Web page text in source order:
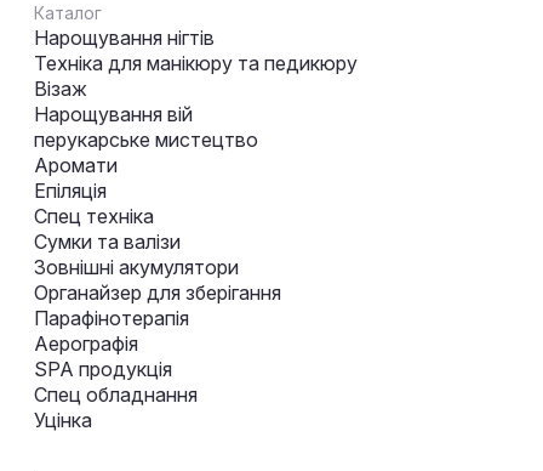
Каталог
Нарощування нігтів
Техніка для манікюру та педикюру
Візаж
Нарощування вій
перукарське мистецтво
Аромати
Епіляція
Спец техніка
Сумки та валізи
Зовнішні акумулятори
Органайзер для зберігання
Парафінотерапія
Аерографія
SPA продукція
Спец обладнання
Уцінка